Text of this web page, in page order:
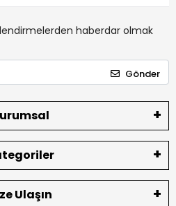
haberdar olmak
Gönder
Ulaşın